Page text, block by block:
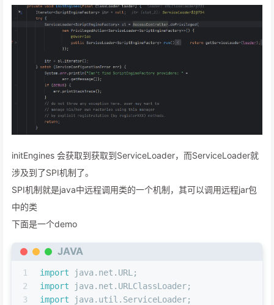
initEngines 会获取到获取到ServiceLoader，而ServiceLoader就
涉及到了SPI机制了。
SPI机制就是java中远程调用类的一个机制，其可以调用远程jar包
中的类
下面是一个demo
JAVA
1
2
3
import java.net.URL;
import java.net.URLClassLoader;
import java.util.ServiceLoader;